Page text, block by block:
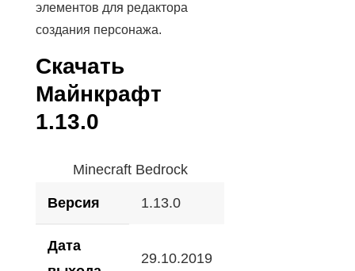
элементов для редактора
создания персонажа.
Скачать
Майнкрафт
1.13.0
Minecraft Bedrock
Версия 1.13.0
Дата
29.10.2019